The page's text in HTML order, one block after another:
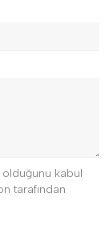
kabul
tarafından